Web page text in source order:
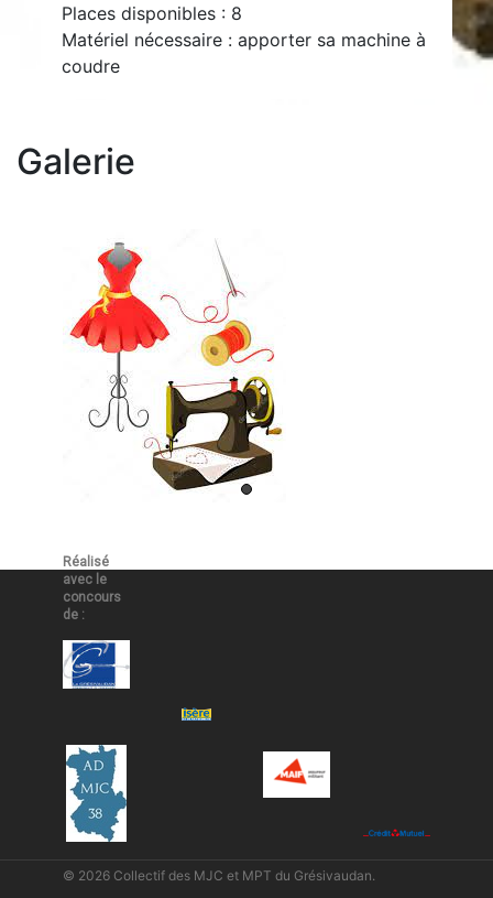
Places disponibles : 8
Matériel nécessaire : apporter sa machine à
coudre
Galerie
Réalisé
avec le
concours
de :
© 2026 Collectif des MJC et MPT du Grésivaudan.